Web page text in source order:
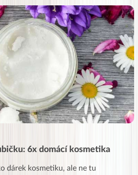
6x domácí kosmetika
dárek kosmetiku, ale ne tu